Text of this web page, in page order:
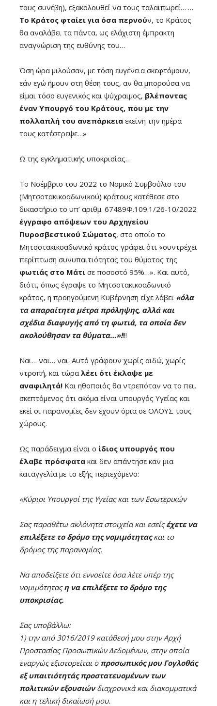
τους συνέβη), εξακολουθεί να τους ταλαιπωρεί… …
Το Κράτος φταίει για όσα περνούν, το Κράτος
θα αναλάβει τα πάντα, ως ελάχιστη έμπρακτη
αναγνώριση της ευθύνης του…
Όση ώρα μιλούσαν, με τόση ευγένεια σκεφτόμουν,
εάν εγώ ήμουν στη θέση τους, αν θα μπορούσα να
είμαι τόσο ευγενικός και ψύχραιμος, βλέποντας
έναν Υπουργό του Κράτους, που με την
πολλαπλή του ανεπάρκεια εκείνη την ημέρα
τους κατέστρεψε…»
Ω της εγκληματικής υποκρισίας…
Το Νοέμβριο του 2022 το Νομικό Συμβούλιο του
(Μητσοτακικοαδωνικού) κράτους κατέθεσε στο
δικαστήριο το υπ’ αριθμ. 67489Φ.109.1/26-10/2022
έγγραφο απόψεων του Αρχηγείου
Πυροσβεστικού Σώματος, στο οποίο το
Μητσοτακικοαδωνικό κράτος γράφει ότι «συντρέχει
περίπτωση συνυπαιτιότητας του θύματος της
φωτιάς στο Μάτι σε ποσοστό 95%…». Και αυτό,
διότι, όπως έγραψε το Μητσοτακικοαδωνικό
κράτος, η προηγούμενη Κυβέρνηση είχε λάβει «όλα
τα απαραίτητα μέτρα πρόληψης, αλλά και
σχέδια διαφυγής από τη φωτιά, τα οποία δεν
ακολούθησαν τα θύματα…»!!!!
Ναι… ναι… ναι. Αυτό γράφουν χωρίς αιδώ, χωρίς
ντροπή, και τώρα λέει ότι έκλαψε με
αναφιλητά! Και ηθοποιός θα ντρεπόταν να το πει,
σκεπτόμενος ότι ακόμα είναι υπουργός Υγείας και
εκεί οι παρανομίες δεν έχουν όρια σε ΟΛΟΥΣ τους
χώρους.
Ως παράδειγμα είναι ο ίδιος υπουργός που
έλαβε πρόσφατα και δεν απάντησε καν μια
καταγγελία με το εξής περιεχόμενο:
«Κύριοι Υπουργοί της Υγείας και των Εσωτερικών
Σας παραθέτω ακλόνητα στοιχεία και εσείςέχετε να
επιλέξετε το δρόμο της νομιμότηταςκαι το
δρόμος της παρανομίας.
Να αποδείξετε ότι εννοείτε όσα λέτε υπέρ της
νομιμότηταςη να επιλέξετε το δρόμο της
υποκρισίας.
Σας υποβάλλω:
1) την από 3016/2019 κατάθεσή μου στην Αρχή
Προστασίας Προσωπικών Δεδομένων, στην οποία
εναργώς εξιστορείται ο προσωπικός μου Γογλοθάς
εξ υπαιτιότητάς προστατευομένων των
πολιτικών εξουσιώνδιαχρονικά και διακομματικά
και η τελική δικαίωσή μου.